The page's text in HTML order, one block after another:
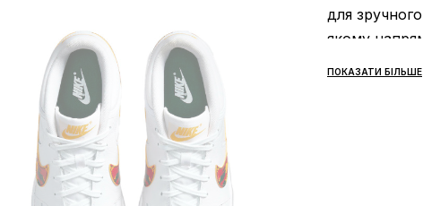
для
якому
ПОКАЗАТИ БІЛЬШЕ